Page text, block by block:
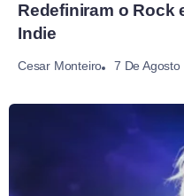
Redefiniram o Rock
Indie
Cesar Monteiro 7 De Agosto